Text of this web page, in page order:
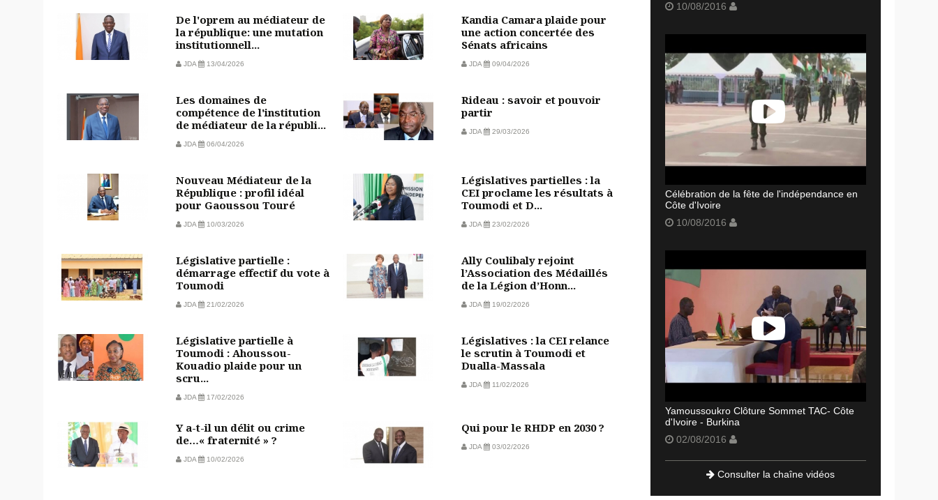
De l'oprem au médiateur de
la république: une mutation
institutionnell...
JDA 13/04/2026
Kandia Camara plaide pour
une action concertée des
Sénats africains
JDA 09/04/2026
Les domaines de
compétence de l'institution
de médiateur de la républi...
JDA 06/04/2026
Rideau : savoir et pouvoir
partir
JDA 29/03/2026
Nouveau Médiateur de la
République : profil idéal
pour Gaoussou Touré
JDA 10/03/2026
Législatives partielles : la
CEI proclame les résultats à
Toumodi et D...
JDA 23/02/2026
Législative partielle :
démarrage effectif du vote à
Toumodi
JDA 21/02/2026
Ally Coulibaly rejoint
l’Association des Médaillés
de la Légion d’Honn...
JDA 19/02/2026
Législative partielle à
Toumodi : Ahoussou-
Kouadio plaide pour un
scru...
JDA 17/02/2026
Législatives : la CEI relance
le scrutin à Toumodi et
Dualla-Massala
JDA 11/02/2026
Y a-t-il un délit ou crime
de…« fraternité » ?
JDA 10/02/2026
Qui pour le RHDP en 2030 ?
JDA 03/02/2026
10/08/2016
Célébration de la fête de l'indépendance en
Côte d'Ivoire
10/08/2016
Yamoussoukro Clôture Sommet TAC- Côte
d'Ivoire - Burkina
02/08/2016
Consulter la chaîne vidéos